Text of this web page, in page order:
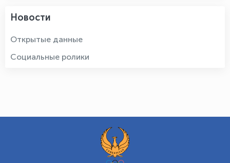
Новости
Открытые данные
Социальные ролики